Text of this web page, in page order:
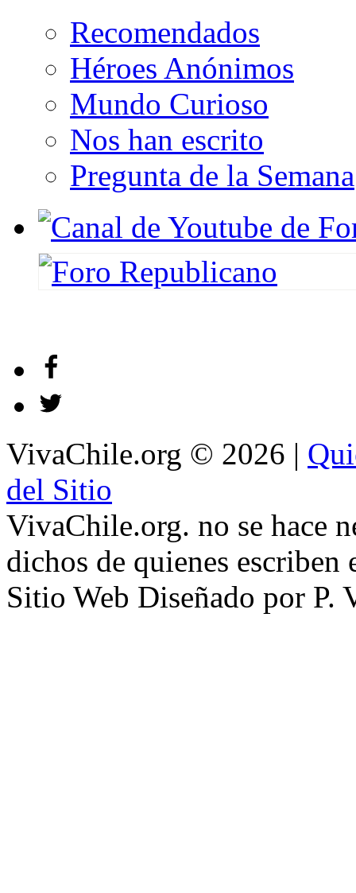
Recomendados
Héroes Anónimos
Mundo Curioso
Nos han escrito
Pregunta de la Semana
VivaChile.org © 2026 |
del Sitio
VivaChile.org. no se hace
dichos de quienes escriben
Sitio Web Diseñado por